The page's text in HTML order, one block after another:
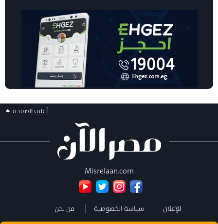
أعلى الصفحه
Misrelaan.com
للإعلان سياسة الخصوصية من نحن